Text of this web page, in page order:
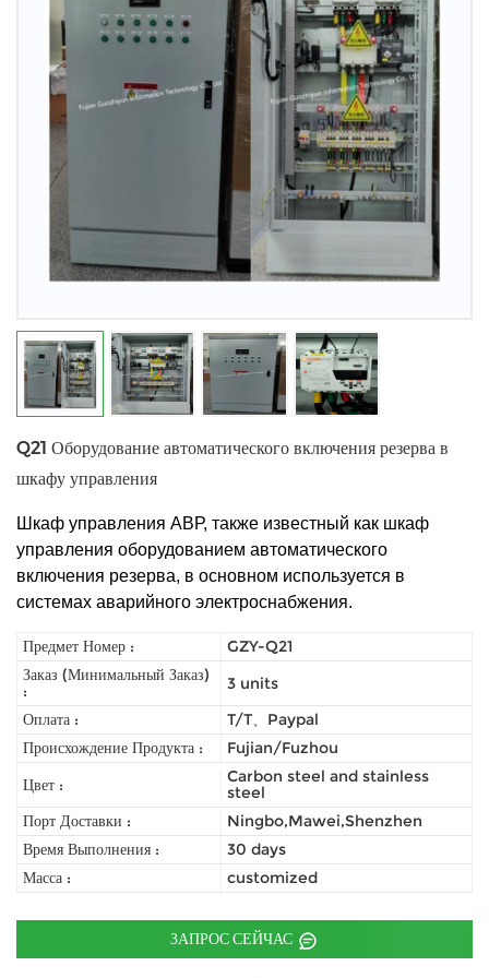
Q21 Оборудование автоматического включения резерва в
шкафу управления
Шкаф управления АВР, также известный как шкаф
управления оборудованием автоматического
включения резерва, в основном используется в
системах аварийного электроснабжения.
Предмет Номер :
GZY-Q21
Заказ (Минимальный Заказ)
:
3 units
Оплата :
T/T、Paypal
Происхождение Продукта :
Fujian/Fuzhou
Цвет :
Carbon steel and stainless
steel
Порт Доставки :
Ningbo,Mawei,Shenzhen
Время Выполнения :
30 days
Масса :
customized
ЗАПРОС СЕЙЧАС